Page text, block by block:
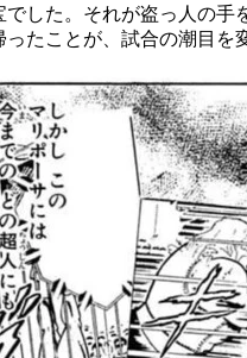
でした。それが盗っ人の手
たことが、試合の潮目を